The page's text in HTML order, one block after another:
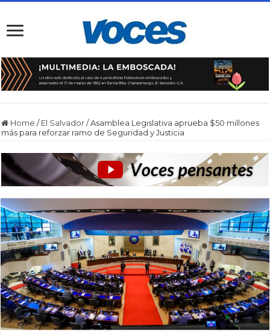
Home / El Salvador /Asamblea Legislativa aprueba $50 millones
más para reforzar ramo de Seguridad y Justicia